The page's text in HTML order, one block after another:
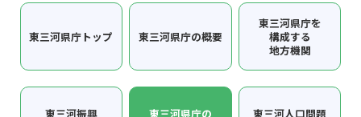
東三河県庁トップ 東三河県庁の概要
東三河県庁を
構成する
地方機関
東三河振興
東三河県庁の
東三河人口問題